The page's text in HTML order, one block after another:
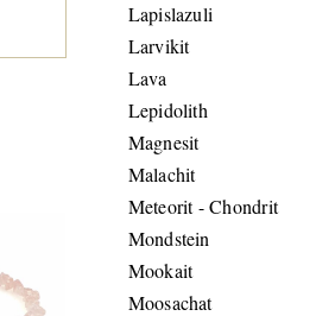
Lapislazuli
Larvikit
Lava
Lepidolith
Magnesit
Malachit
Meteorit - Chondrit
Mondstein
Mookait
Moosachat